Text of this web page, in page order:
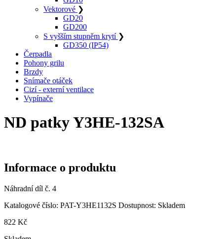
Vektorové ❯
GD20
GD200
S vyšším stupněm krytí ❯
GD350 (IP54)
Čerpadla
Pohony grilu
Brzdy
Snímače otáček
Cizí - externí ventilace
Vypínače
ND patky Y3HE-132SA
Informace o produktu
Náhradní díl č. 4
Katalogové číslo: PAT-Y3HE1132S Dostupnost: Skladem
822 Kč